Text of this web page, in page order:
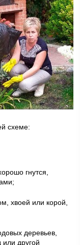
схеме:
гнутся,
хвоей или корой,
деревьев,
другой